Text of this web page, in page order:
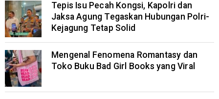
Tepis Isu Pecah Kongsi, Kapolri dan
Jaksa Agung Tegaskan Hubungan Polri-
Kejagung Tetap Solid
Mengenal Fenomena Romantasy dan
Toko Buku Bad Girl Books yang Viral